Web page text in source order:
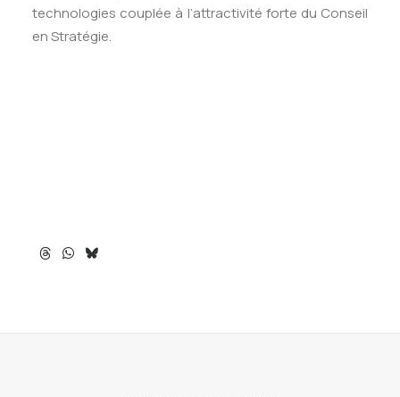
technologies couplée à l’attractivité forte du Conseil
en Stratégie.